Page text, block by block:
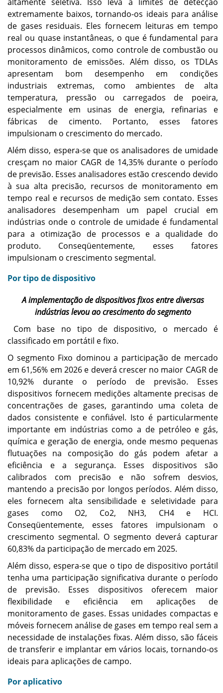
extremamente baixos, tornando-os ideais para análise
de gases residuais. Eles fornecem leituras em tempo
real ou quase instantâneas, o que é fundamental para
processos dinâmicos, como controle de combustão ou
monitoramento de emissões. Além disso, os TDLAs
apresentam bom desempenho em condições
industriais extremas, como ambientes de alta
temperatura, pressão ou carregados de poeira,
especialmente em usinas de energia, refinarias e
fábricas de cimento. Portanto, esses fatores
impulsionam o crescimento do mercado.
Além disso, espera-se que os analisadores de umidade
cresçam no maior CAGR de 14,35% durante o período
de previsão. Esses analisadores estão crescendo devido
à sua alta precisão, recursos de monitoramento em
tempo real e recursos de medição sem contato. Esses
analisadores desempenham um papel crucial em
indústrias onde o controle de umidade é fundamental
para a otimização de processos e a qualidade do
produto. Conseqüentemente, esses fatores
impulsionam o crescimento segmental.
Por tipo de dispositivo
A implementação de dispositivos fixos entre diversas
indústrias levou ao crescimento do segmento
Com base no tipo de dispositivo, o mercado é
classificado em portátil e fixo.
O segmento Fixo dominou a participação de mercado
em 61,56% em 2026 e deverá crescer no maior CAGR de
10,92% durante o período de previsão. Esses
dispositivos fornecem medições altamente precisas de
concentrações de gases, garantindo uma coleta de
dados consistente e confiável. Isto é particularmente
importante em indústrias como a de petróleo e gás,
química e geração de energia, onde mesmo pequenas
flutuações na composição do gás podem afetar a
eficiência e a segurança. Esses dispositivos são
calibrados com precisão e não sofrem desvios,
mantendo a precisão por longos períodos. Além disso,
eles fornecem alta sensibilidade e seletividade para
gases como O2, Co2, NH3, CH4 e HCI.
Conseqüentemente, esses fatores impulsionam o
crescimento segmental. O segmento deverá capturar
60,83% da participação de mercado em 2025.
Além disso, espera-se que o tipo de dispositivo portátil
tenha uma participação significativa durante o período
de previsão. Esses dispositivos oferecem maior
flexibilidade e eficiência em aplicações de
monitoramento de gases. Essas unidades compactas e
móveis fornecem análise de gases em tempo real sem a
necessidade de instalações fixas. Além disso, são fáceis
de transferir e implantar em vários locais, tornando-os
ideais para aplicações de campo.
Por aplicativo